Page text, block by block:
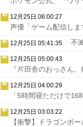
12月25日 06:00:27
声優「ゲーム配信し
12月25日 05:41:35 不
12月25日 05:00:43
『片田舎のおっさん
12月25日 04:00:29
「5時間寝ただけで16
12月25日 03:03:22
【衝撃】ドラゴンボ